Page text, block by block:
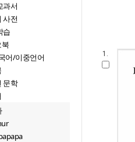
과서
사전
습
어/이중언어
문학
1.